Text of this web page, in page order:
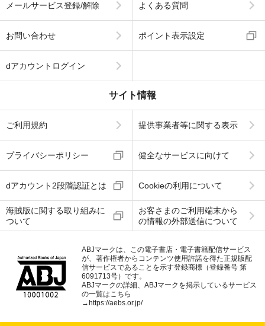
メールサービス登録/解除 よくある質問
お問い合わせ ポイント表示設定
dアカウントログイン
サイト情報
ご利用規約 提供事業者等に関する表示
プライバシーポリシー 健全なサービスに向けて
dアカウント2段階認証とは Cookieの利用について
海賊版に関する取り組みに
ついて
お客さまのご利用端末から
の情報の外部送信について
ABJマークは、この電子書店・電子書籍配信サービス
が、著作権者からコンテンツ使用許諾を得た正規版配
信サービスであることを示す登録商標（登録番号 第
6091713号）です。
ABJマークの詳細、ABJマークを掲示しているサービス
の一覧はこちら
→ https://aebs.or.jp/